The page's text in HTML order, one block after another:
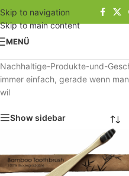
Skip to navigation
Skip to main content
MENÜ
Nachhaltige-Produkte-und-
immer einfach, gerade wenn
wil
Show sidebar